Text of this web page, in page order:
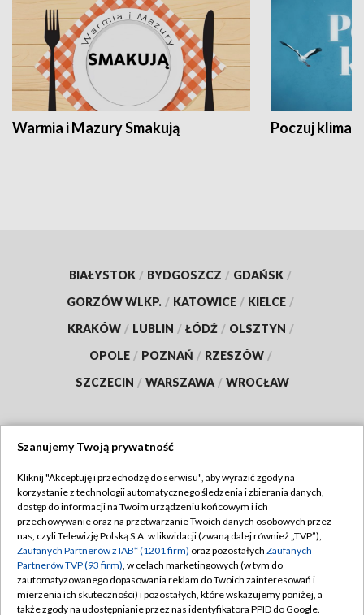
Warmia i Mazury Smakują Poczuj klimat
BIAŁYSTOK / BYDGOSZCZ / GDAŃSK /
GORZÓW WLKP. / KATOWICE / KIELCE /
KRAKÓW / LUBLIN / ŁÓDŹ / OLSZTYN /
OPOLE / POZNAŃ / RZESZÓW /
SZCZECIN / WARSZAWA / WROCŁAW
TVP
Abonament TVP
Emisja w TVP
Centrum informacji TVP
Naziemna Telewizja Cyfrowa
Regulamin TVP
Polityka prywatności
Moje zgody
Pomoc
Szanujemy Twoją prywatność
Kliknij "Akceptuję i przechodzę do serwisu", aby wyrazić zgody na
korzystanie z technologii automatycznego śledzenia i zbierania danych,
dostęp do informacji na Twoim urządzeniu końcowym i ich
przechowywanie oraz na przetwarzanie Twoich danych osobowych przez
nas, czyli Telewizję Polską S.A. w likwidacji (zwaną dalej również „TVP”),
Zaufanych Partnerów z IAB* (1201 firm) oraz pozostałych Zaufanych
Partnerów TVP (93 firm), w celach marketingowych (w tym do
zautomatyzowanego dopasowania reklam do Twoich zainteresowań i
mierzenia ich skuteczności) i pozostałych, które wskazujemy poniżej, a
także zgody na udostępnianie przez nas identyfikatora PPID do Google.